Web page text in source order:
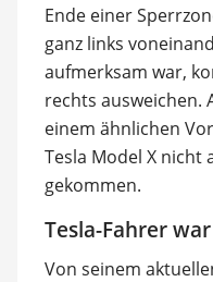
Ende einer
ganz links
aufmerksam war,
rechts ausweichen.
einem ähnlichen
Tesla Model X nicht
gekommen.
Tesla-Fahrer
Von seinem